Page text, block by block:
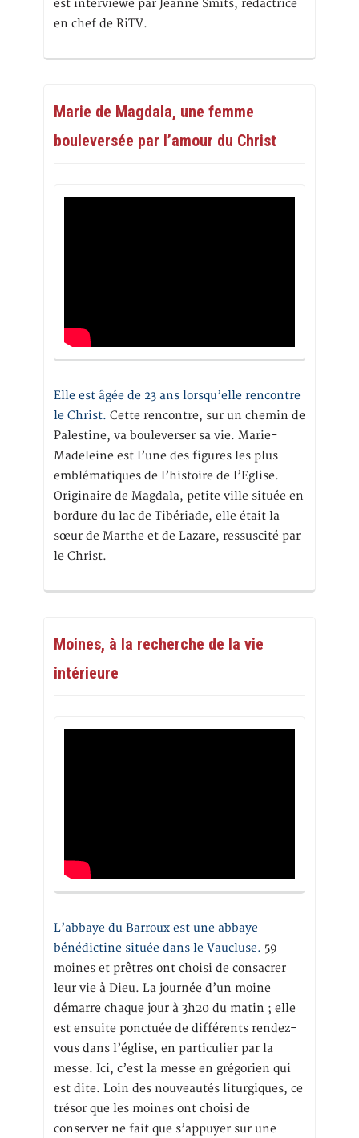
est interviewé par Jeanne Smits, rédactrice
en chef de RiTV.
Marie de Magdala, une femme
bouleversée par l’amour du Christ
Elle est âgée de 23 ans lorsqu’elle rencontre
le Christ. Cette rencontre, sur un chemin de
Palestine, va bouleverser sa vie. Marie-
Madeleine est l’une des figures les plus
emblématiques de l’histoire de l’Eglise.
Originaire de Magdala, petite ville située en
bordure du lac de Tibériade, elle était la
sœur de Marthe et de Lazare, ressuscité par
le Christ.
Moines, à la recherche de la vie
intérieure
L’abbaye du Barroux est une abbaye
bénédictine située dans le Vaucluse. 59
moines et prêtres ont choisi de consacrer
leur vie à Dieu. La journée d’un moine
démarre chaque jour à 3h20 du matin ; elle
est ensuite ponctuée de différents rendez-
vous dans l’église, en particulier par la
messe. Ici, c’est la messe en grégorien qui
est dite. Loin des nouveautés liturgiques, ce
trésor que les moines ont choisi de
conserver ne fait que s’appuyer sur une